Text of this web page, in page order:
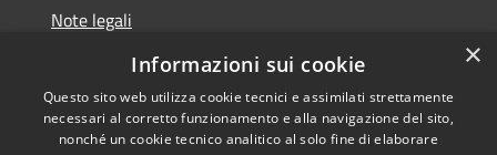
Note legali
Dichiarazione di accessibilità
×
Informazioni sui cookie
Questo sito web utilizza cookie tecnici e assimilati strettamente
necessari al corretto funzionamento e alla navigazione del sito,
nonché un cookie tecnico analitico al solo fine di elaborare